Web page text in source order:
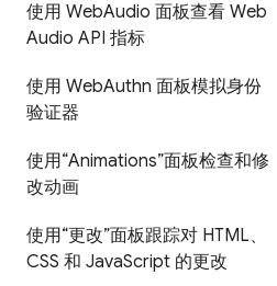
使用 WebAudio 面板查看 Web
Audio API 指标
使用 WebAuthn 面板模拟身份
验证器
使用“Animations”面板检查和修
改动画
使用“更改”面板跟踪对 HTML、
CSS 和 JavaScript 的更改